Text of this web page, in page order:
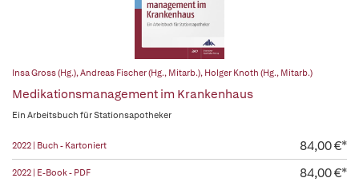
Insa Gross (Hg.),Andreas Fischer (Hg., Mitarb.), Holger Knoth (Hg., Mitarb.)
Medikationsmanagement im Krankenhaus
Ein Arbeitsbuch für Stationsapotheker
2022 | Buch - Kartoniert 84,00 €*
2022 | E-Book - PDF 84,00 €*